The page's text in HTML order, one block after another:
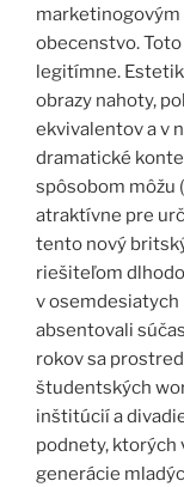
marketinogovým
obecenstvo.
legitímne.
obrazy nahoty,
ekvivalentov a v
dramatické
spôsobom môžu
atraktívne pre
tento nový
riešiteľom
v osemdesiatych
absentovali
rokov sa
študentských
inštitúcií a
podnety, ktorých
generácie